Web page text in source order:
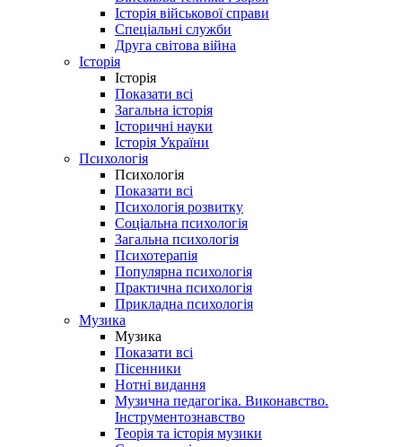
Історія військової справи
Спеціальні служби
Друга світова війна
Історія
Історія
Показати всі
Загальна історія
Історичні науки
Історія України
Психологія
Психологія
Показати всі
Психологія розвитку
Соціальна психологія
Загальна психологія
Психотерапія
Популярна психологія
Практична психологія
Прикладна психологія
Музика
Музика
Показати всі
Пісенники
Нотні видання
Музична педагогіка. Виконавство.
Інструментознавство
Теорія та історія музики